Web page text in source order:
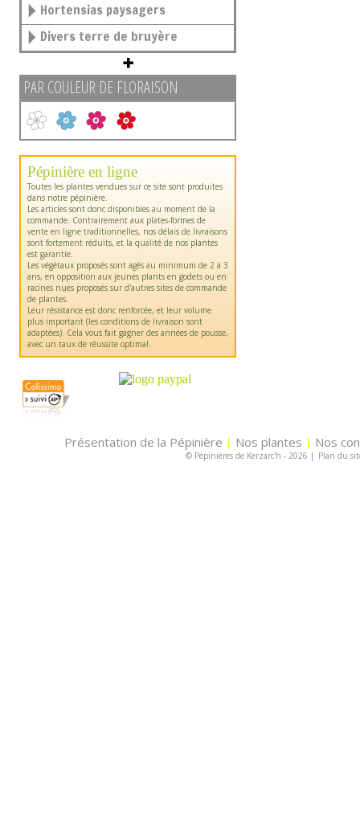
Hortensias paysagers
Divers terre de bruyère
PAR COULEUR DE FLORAISON
Pépinière en ligne
Toutes les plantes vendues sur ce site sont produites
dans notre pépinière.
Les articles sont donc disponibles au moment de la
commande. Contrairement aux plates-formes de
vente en ligne traditionnelles, nos délais de livraisons
sont fortement réduits, et la qualité de nos plantes
est garantie.
Les végétaux proposés sont agés au minimum de 2 à 3
ans, en opposition aux jeunes plants en godets ou en
racines nues proposés sur d'autres sites de commande
de plantes.
Leur résistance est donc renforcée, et leur volume
plus important (les conditions de livraison sont
adaptées). Cela vous fait gagner des années de pousse,
avec un taux de réussite optimal.
Présentation de la Pépinière | Nos plantes | Nos
© Pépinières de Kerzarc'h - 2026 | Plan du